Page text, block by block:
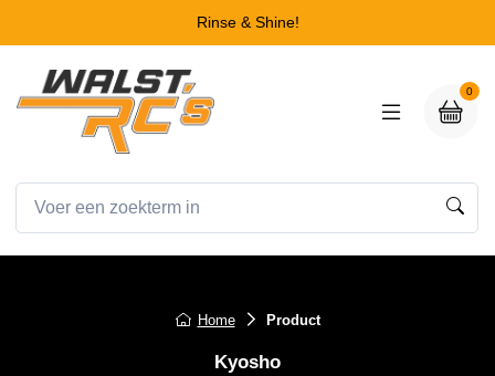
Rinse & Shine!
0
Home Product
Kyosho